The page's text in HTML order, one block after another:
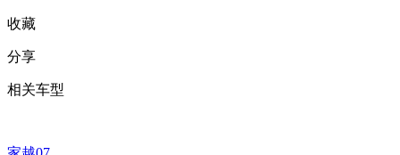
收藏
分享
相关车型